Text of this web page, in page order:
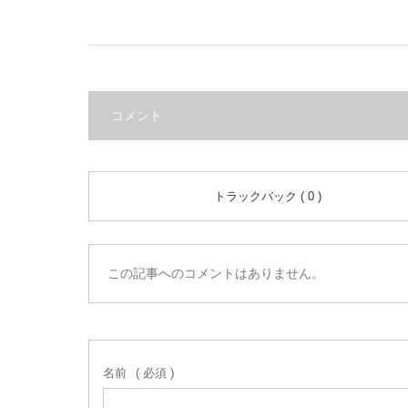
コメント
トラックバック ( 0 )
この記事へのコメントはありません。
名前 ( 必須 )